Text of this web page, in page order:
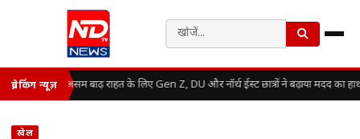
ब्रेकिंग न्यूज़ असम बाढ़ राहत के लिए Gen Z, DU और नॉर्थ ईस्ट छात्रों ने बढ़ाया मदद का हाथ
खेल